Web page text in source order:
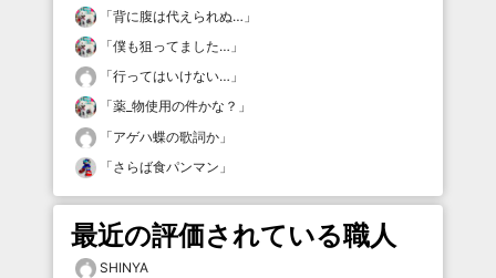
「背に腹は代えられぬ… 」
「僕も狙ってました… 」
「行ってはいけない… 」
「薬_物使用の件かな？ 」
「アゲハ蝶の歌詞か 」
「さらば食パンマン 」
最近の評価されている職人
SHINYA